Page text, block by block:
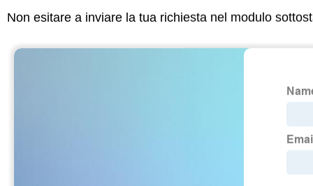
Non esitare a inviare la tua richiesta nel modulo